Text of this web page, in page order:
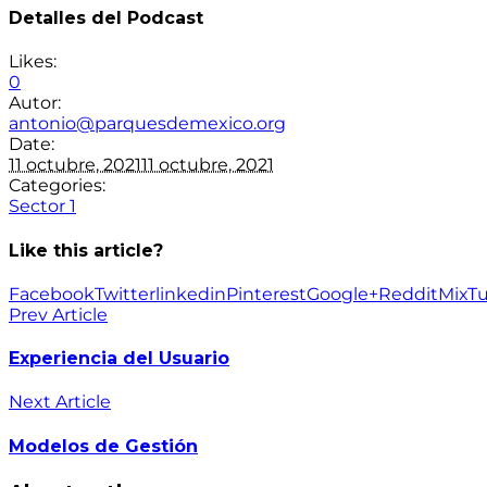
Detalles del Podcast
Likes:
0
Autor:
antonio@parquesdemexico.org
Date:
11 octubre, 202111 octubre, 2021
Categories:
Sector 1
Like this article?
FacebookTwitterlinkedinPinterestGoogle+RedditMix
Prev Article
Experiencia del Usuario
Next Article
Modelos de Gestión